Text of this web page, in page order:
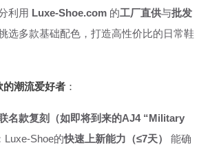
利用 Luxe-Shoe.com 的工厂直供与批发
选多款基础配色，打造高性价比的日常鞋
的潮流爱好者：
名款复刻（如即将到来的AJ4 “Military
Luxe-Shoe的快速上新能力（≤7天）
能确